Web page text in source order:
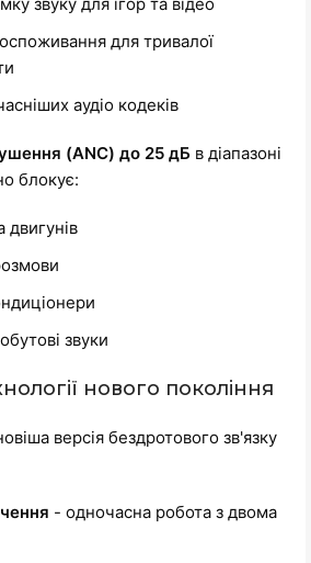
для тривалої
аудіо кодеків
(ANC) до 25 дБ в діапазоні
блокує:
двигунів
звуки
нового покоління
версія бездротового зв'язку
- одночасна робота з двома